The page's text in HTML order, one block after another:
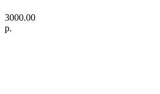
3000.00
р.